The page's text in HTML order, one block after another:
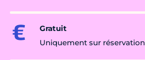
Gratuit
Uniquement sur réservation